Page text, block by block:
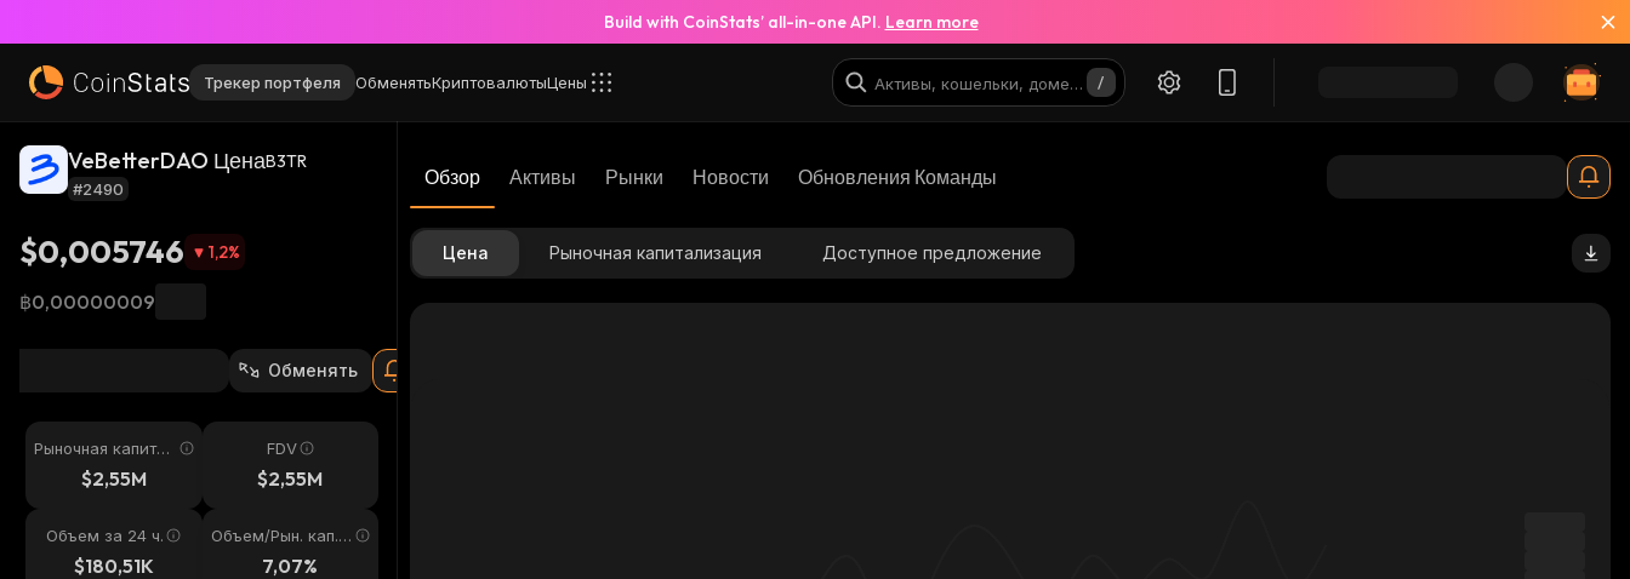
Build with CoinStats’ all-in-one API. Learn more
Трекер портфеля ОбменятьКриптовалютыЦены
VeBetterDAO ЦенаB3TR
#2490
$0,005746 1,2%
฿0,00000009
Обменять
Рыночная капитал
изация$2,55M
FDV
$2,55M
Объем за 24 ч.
$180,51K
Объем/Рын. кап. 2
7,07%
Обзор Активы Рынки Новости Обновления Команды
Цена Рыночная капитализация Доступное предложение